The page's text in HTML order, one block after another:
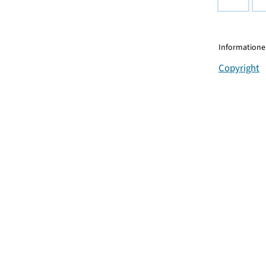
Copyright